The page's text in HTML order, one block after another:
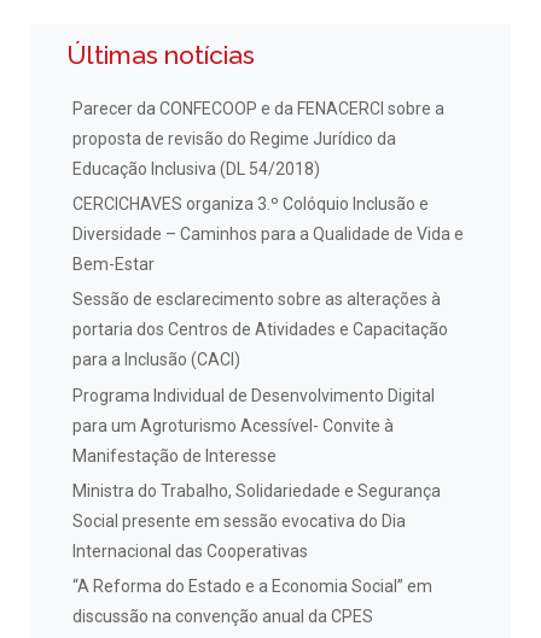
Últimas notícias
Parecer da CONFECOOP e da FENACERCI sobre a
proposta de revisão do Regime Jurídico da
Educação Inclusiva (DL 54/2018)
CERCICHAVES organiza 3.º Colóquio Inclusão e
Diversidade – Caminhos para a Qualidade de Vida e
Bem-Estar
Sessão de esclarecimento sobre as alterações à
portaria dos Centros de Atividades e Capacitação
para a Inclusão (CACI)
Programa Individual de Desenvolvimento Digital
para um Agroturismo Acessível- Convite à
Manifestação de Interesse
Ministra do Trabalho, Solidariedade e Segurança
Social presente em sessão evocativa do Dia
Internacional das Cooperativas
“A Reforma do Estado e a Economia Social” em
discussão na convenção anual da CPES